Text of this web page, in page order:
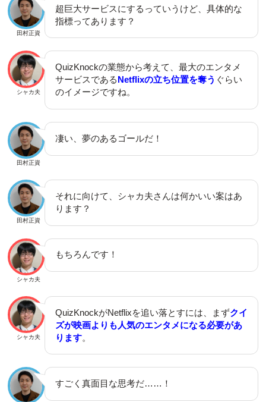
田村正資
超巨大サービスにするっていうけど、具体的な
指標ってあります？
シャカ夫
QuizKnockの業態から考えて、最大のエンタメ
サービスであるNetflixの立ち位置を奪う ぐらい
のイメージですね。
田村正資
凄い、夢のあるゴールだ！
田村正資
それに向けて、シャカ夫さんは何かいい案はあ
ります？
シャカ夫
もちろんです！
シャカ夫
QuizKnockがNetflixを追い落とすには、まずクイ
ズが映画よりも人気のエンタメになる必要があ
ります。
すごく真面目な思考だ……！